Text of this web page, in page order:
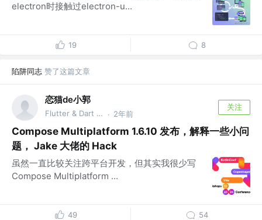
electron时接触过electron-u...
19 8
陷阱同志 赞了这篇文章
恋猫de小郭
Flutter & Dart GDE @🏆 掘金签约作者 · 2年前
关注
Compose Multiplatform 1.6.10 发布，解释一些小问
题， Jake 大佬的 Hack
虽然一直比较关注跨平台开发，但其实我很少写
Compose Multiplatform ...
49 54